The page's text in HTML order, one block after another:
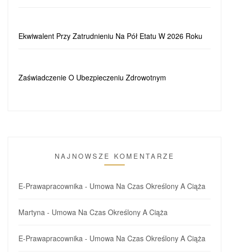
Ekwiwalent Przy Zatrudnieniu Na Pół Etatu W 2026 Roku
Zaświadczenie O Ubezpieczeniu Zdrowotnym
NAJNOWSZE KOMENTARZE
E-Prawapracownika - Umowa Na Czas Określony A Ciąża
Martyna - Umowa Na Czas Określony A Ciąża
E-Prawapracownika - Umowa Na Czas Określony A Ciąża